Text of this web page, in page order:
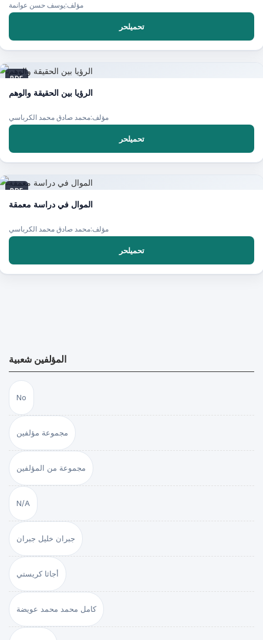
مؤلف:يوسف حسن عوانمة
تحميلحر
PDF
الرؤيا بين الحقيقة والوهم
مؤلف:محمد صادق محمد الكرباسي
تحميلحر
PDF
الموال في دراسة معمقة
مؤلف:محمد صادق محمد الكرباسي
تحميلحر
المؤلفين شعبية
No
مجموعة مؤلفين
مجموعة من المؤلفين
N/A
جبران خليل جبران
أجاثا كريستي
كامل محمد محمد عويضة